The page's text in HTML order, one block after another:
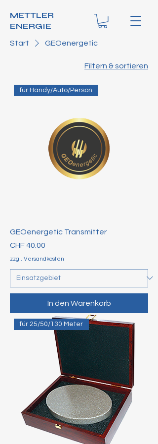
METTLER
ENERGIE
Start GEOenergetic
Filtern & sortieren
für Handy/Auto/Person
GEOenergetic Transmitter
Preis
CHF 40.00
zzgl. Versandkosten
In den Warenkorb
für 25/50/130 Meter